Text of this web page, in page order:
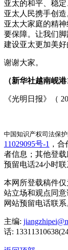
亚太的和平、稳
亚太人民携手创
亚太大家庭的精
要保障。让我们
建设亚太更加美好
谢谢大家。
（新华社越南岘港
《光明日报》（
中国知识产权司法保
11029095号-1 ，
者信息；其他登
预留电话24小时联
本网所登载稿件
站立场和观点同
网站预留电话联系
主编:
话: